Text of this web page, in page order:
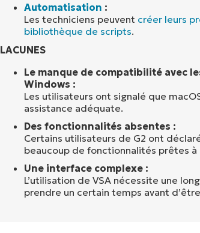
Automatisation :
Les techniciens peuvent créer leurs
bibliothèque de scripts.
LACUNES
Le manque de compatibilité avec
Windows :
Les utilisateurs ont signalé que
assistance adéquate.
Des fonctionnalités absentes :
Certains utilisateurs de G2 ont
beaucoup de fonctionnalités prêtes à
Une interface complexe :
L’utilisation de VSA nécessite une
prendre un certain temps avant